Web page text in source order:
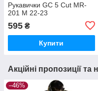
Рукавички GC 5 Cut MR-
201 M 22-23
595 ₴
Купити
Акційні пропозиції та
–46%